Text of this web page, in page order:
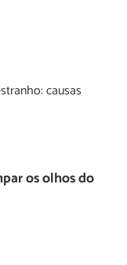
causas
os olhos do